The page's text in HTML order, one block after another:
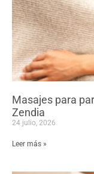
Masajes para
Zendia
24 julio, 2026
Leer más »